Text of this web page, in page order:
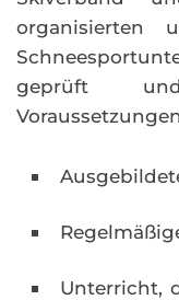
organisierten
geprüft
Unterricht,